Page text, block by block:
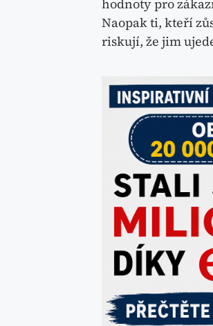
hodnoty pro
Naopak ti, kteří
riskují, že jim